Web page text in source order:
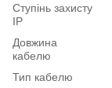
Ступінь захисту
IP
Довжина
кабелю
Тип кабелю